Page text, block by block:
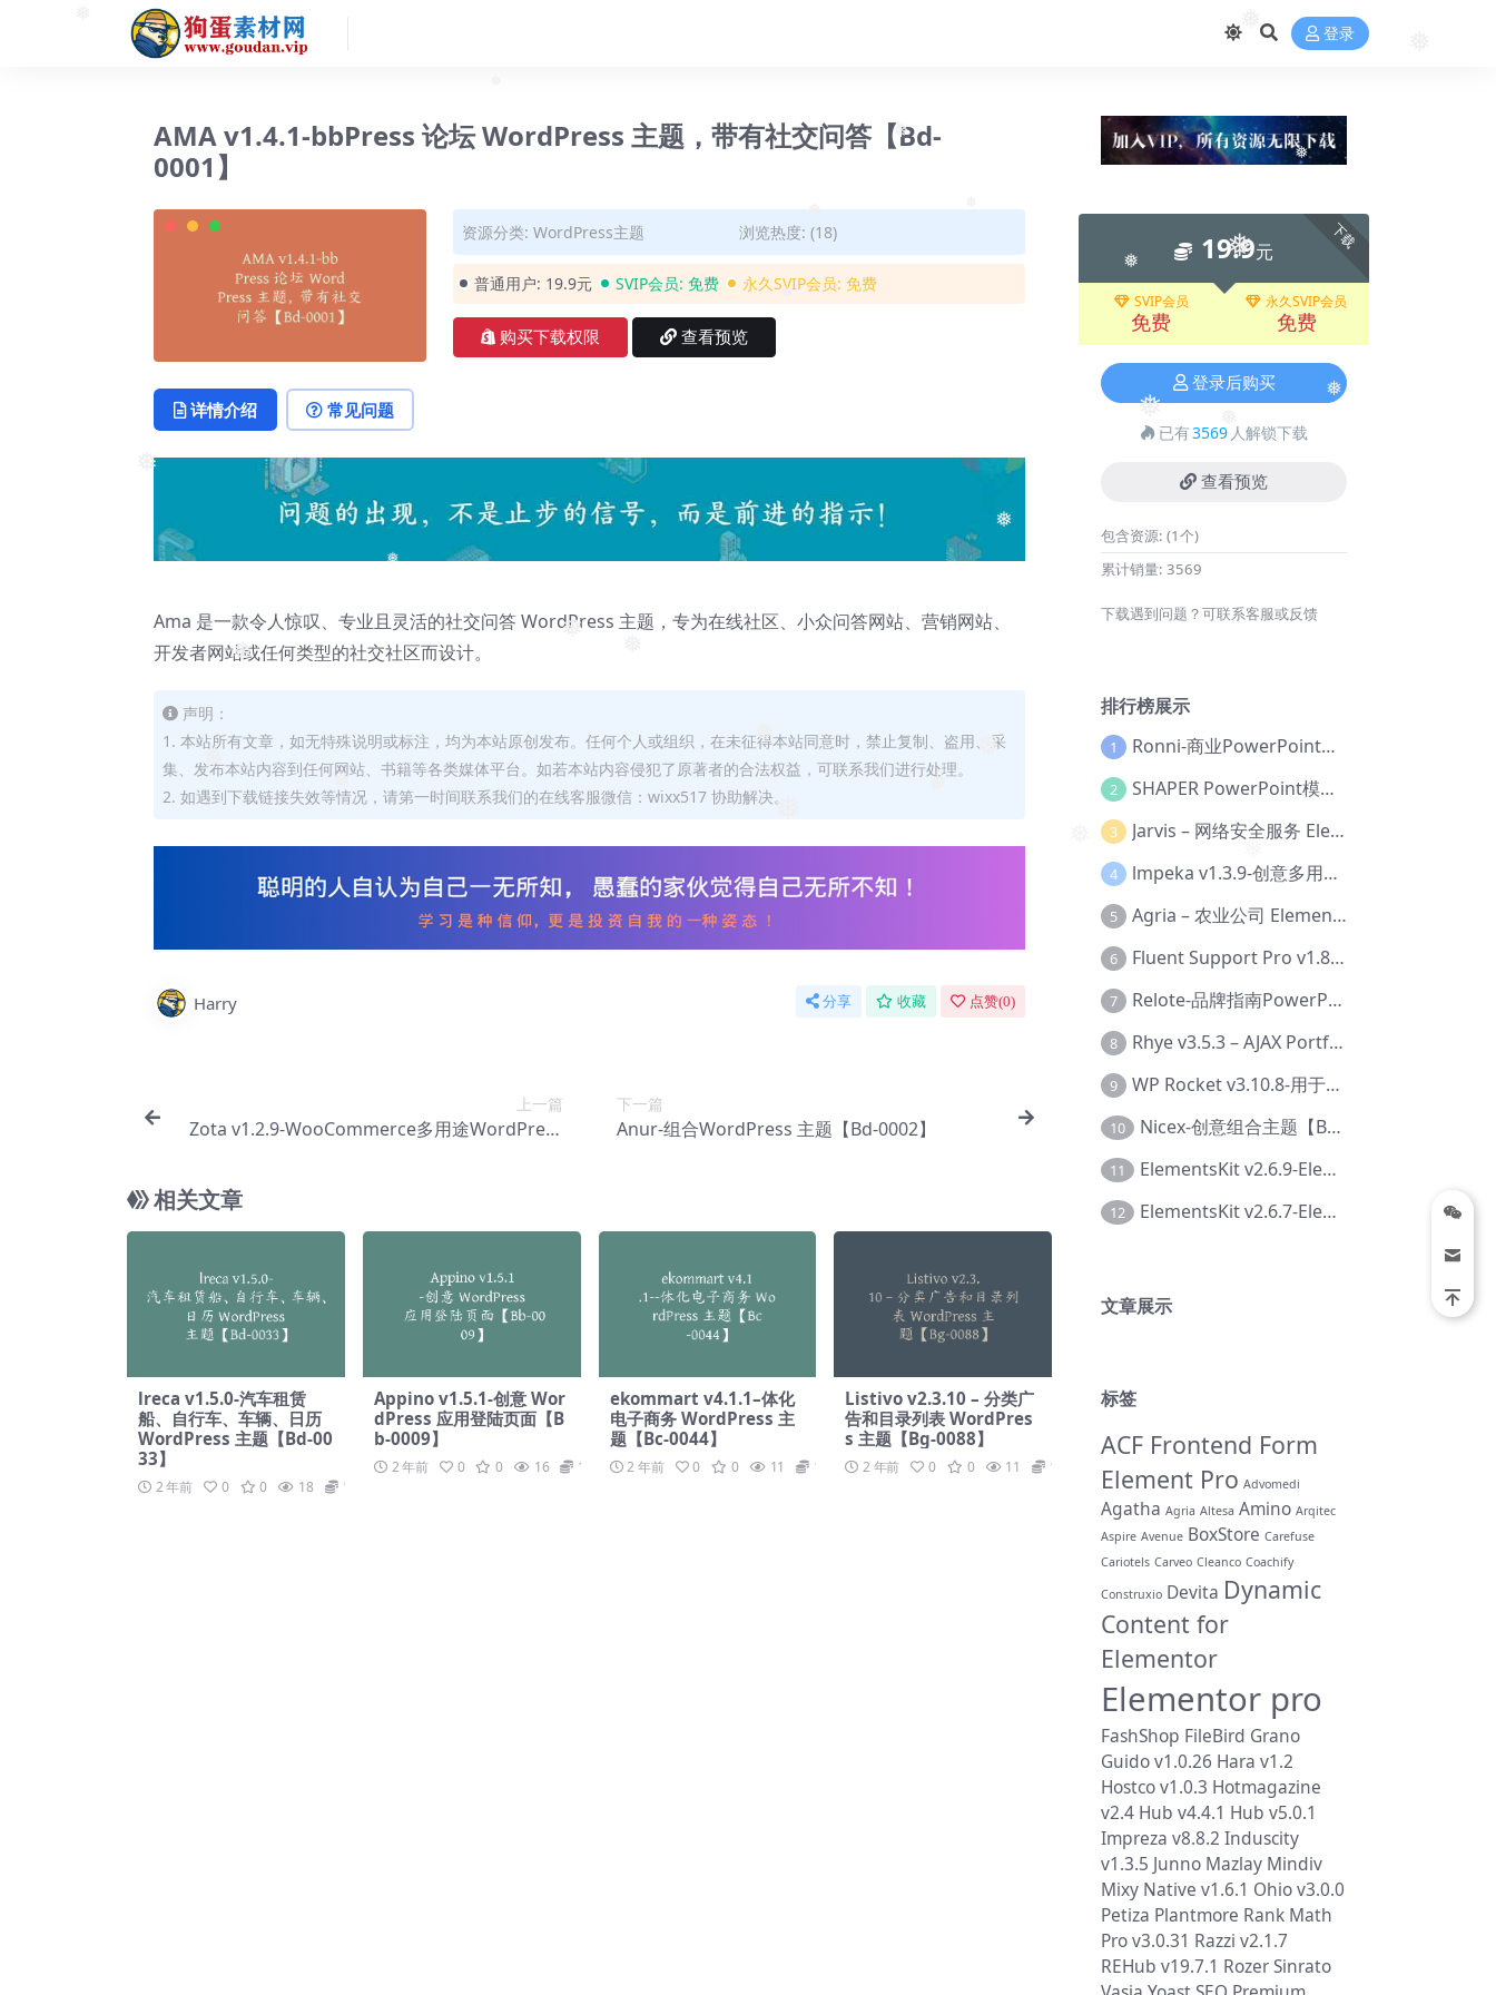
❅ ❅
❅
❅
❅
❅
❅
❅
❅
❅
❅
❅
❅
❅
❅
❅ 登录
AMA v1.4.1-bbPress 论坛 WordPress 主题，带有社交问答【Bd-
0001】
资源分类: WordPress主题 浏览热度: (18)
普通用户: 19.9元 SVIP会员: 免费 永久SVIP会员: 免费
购买下载权限 查看预览
详情介绍 常见问题
Ama 是一款令人惊叹、专业且灵活的社交问答 WordPress 主题，专为在线社区、小众问答网站、营销网站、
开发者网站或任何类型的社交社区而设计。
声明：
1. 本站所有文章，如无特殊说明或标注，均为本站原创发布。任何个人或组织，在未征得本站同意时，禁止复制、盗用、采
集、发布本站内容到任何网站、书籍等各类媒体平台。如若本站内容侵犯了原著者的合法权益，可联系我们进行处理。
2. 如遇到下载链接失效等情况，请第一时间联系我们的在线客服微信：wixx517 协助解决。
Harry 分享 收藏 点赞(0)
上一篇
Zota v1.2.9-WooCommerce多用途WordPress
下一篇
Anur-组合WordPress 主题【Bd-0002】
相关文章
lreca v1.5.0-汽车租赁
船、自行车、车辆、日历
WordPress 主题【Bd-00
33】
2 年前 0 0 18 19.9
Appino v1.5.1-创意 Wor
dPress 应用登陆页面【B
b-0009】
2 年前 0 0 16 19.9
ekommart v4.1.1–体化
电子商务 WordPress 主
题【Bc-0044】
2 年前 0 0 11 19.9
Listivo v2.3.10 – 分类广
告和目录列表 WordPres
s 主题【Bg-0088】
2 年前 0 0 11 19.9
下载
19.9元
SVIP会员
免费
永久SVIP会员
免费
登录后购买
已有3569 人解锁下载
查看预览
包含资源: (1个)
累计销量: 3569
下载遇到问题？可联系客服或反馈
排行榜展示
1 Ronni-商业PowerPoint模板【Dc-0077】
2 SHAPER PowerPoint模板【Dc-0184】
3 Jarvis – 网络安全服务 Elementor 模板套件【Aa-0035】
4 lmpeka v1.3.9-创意多用途 WordPress 主题【Be-0064】
5 Agria – 农业公司 Elementor Pro 模板套件【Aa-0003】
6 Fluent Support Pro v1.8.1 – WordPress 支持票务系统【Cc-0041】
7 Relote-品牌指南PowerPoint模板【Dc-0076】
8 Rhye v3.5.3 – AJAX Portfolio WordPress 主题【Bi-0049】
9 WP Rocket v3.10.8-用于wordpress速度优化的缓存加速插件【Cd-0019】
10 Nicex-创意组合主题【Be-0092】
11 ElementsKit v2.6.9-Elementor插件【Ab-0161】
12 ElementsKit v2.6.7-Elementor插件【Ab-0162】
文章展示
标签
ACF Frontend Form
Element Pro Advomedi
Agatha Agria Altesa Amino Arqitec
Aspire Avenue BoxStore Carefuse
Cariotels Carveo Cleanco Coachify
Construxio Devita Dynamic
Content for
Elementor
Elementor pro
FashShop FileBird Grano
Guido v1.0.26 Hara v1.2
Hostco v1.0.3 Hotmagazine
v2.4 Hub v4.4.1 Hub v5.0.1
Impreza v8.8.2 Induscity
v1.3.5 Junno Mazlay Mindiv
Mixy Native v1.6.1 Ohio v3.0.0
Petiza Plantmore Rank Math
Pro v3.0.31 Razzi v2.1.7
REHub v19.7.1 RozerSinrato